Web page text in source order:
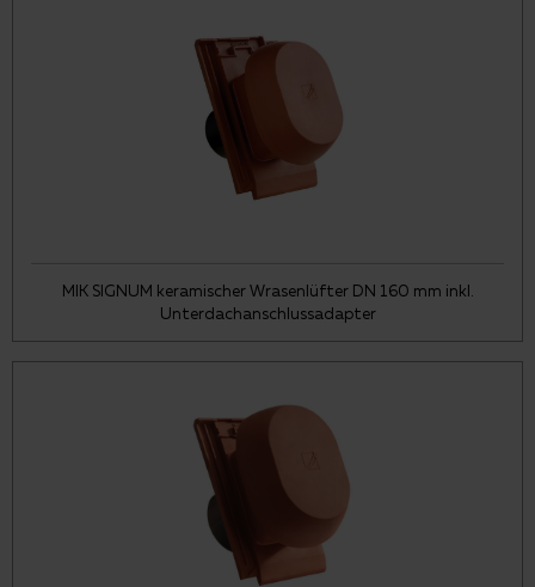
MIK SIGNUM keramischer Wrasenlüfter DN 160 mm inkl.
Unterdachanschlussadapter